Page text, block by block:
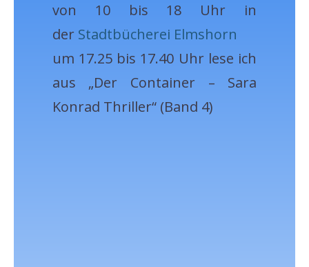
von 10 bis 18 Uhr in
der Stadtbücherei Elmshorn
um 17.25 bis 17.40 Uhr lese ich
aus „Der Container – Sara
Konrad Thriller“ (Band 4)